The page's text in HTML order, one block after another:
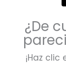
¿De
¡Haz